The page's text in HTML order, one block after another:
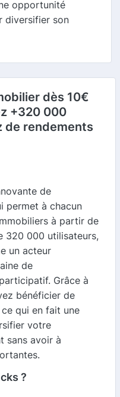
opportunité
diversifier son
dès 10€
+320 000
de rendements
de
permet à chacun
à partir de
320 000 utilisateurs,
un acteur
de
Grâce à
bénéficier de
qui en fait une
votre
sans avoir à
?